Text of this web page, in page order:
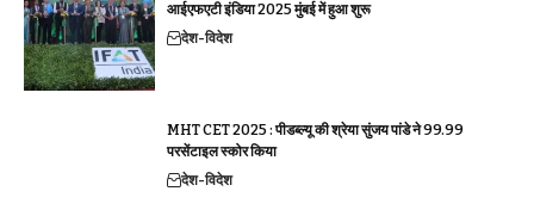
आईएफएटी इंडिया 2025 मुंबई में हुआ शुरू
देश-विदेश
MHT CET 2025 : पीडब्ल्यू की श्रेया सुंजय पांडे ने 99.99
परसेंटाइल स्कोर किया
देश-विदेश